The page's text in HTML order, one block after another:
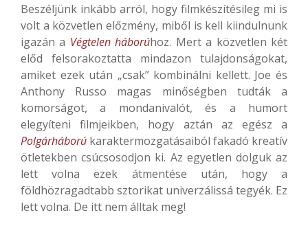
Beszéljünk inkább arról, hogy filmkészítésileg mi is
volt a közvetlen előzmény, miből is kell kiindulnunk
igazán a Végtelen háborúhoz. Mert a közvetlen két
előd felsorakoztatta mindazon tulajdonságokat,
amiket ezek után „csak” kombinálni kellett. Joe és
Anthony Russo magas minőségben tudták a
komorságot, a mondanivalót, és a humort
elegyíteni filmjeikben, hogy aztán az egész a
Polgárháború karaktermozgatásaiból fakadó kreatív
ötletekben csúcsosodjon ki. Az egyetlen dolguk az
lett volna ezek átmentése után, hogy a
földhözragadtabb sztorikat univerzálissá tegyék. Ez
lett volna. De itt nem álltak meg!